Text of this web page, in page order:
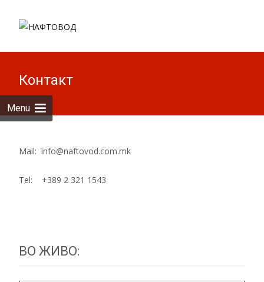
Menu
Контакт
Mail: info@naftovod.com.mk
Tel: +389 2 321 1543
ВО ЖИВО: